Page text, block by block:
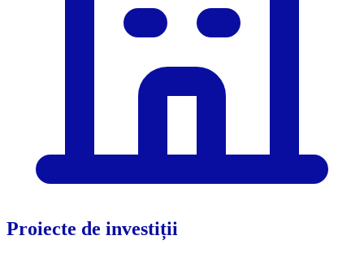
Proiecte de investiții